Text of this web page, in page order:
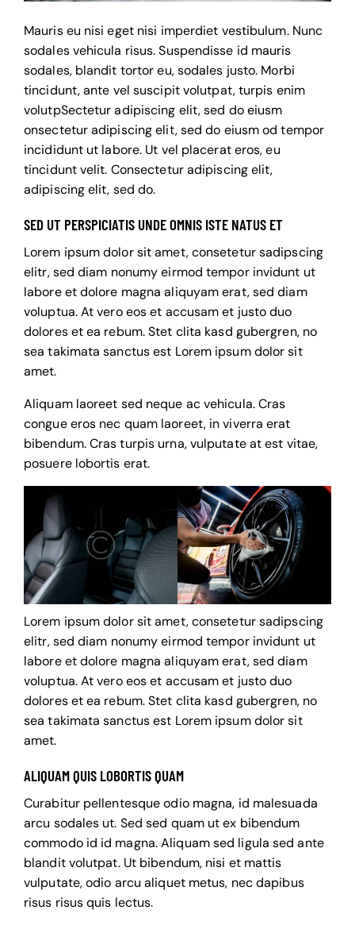
Mauris eu nisi eget nisi imperdiet vestibulum. Nunc
sodales vehicula risus. Suspendisse id mauris
sodales, blandit tortor eu, sodales justo. Morbi
tincidunt, ante vel suscipit volutpat, turpis enim
volutpSectetur adipiscing elit, sed do eiusm
onsectetur adipiscing elit, sed do eiusm od tempor
incididunt ut labore. Ut vel placerat eros, eu
tincidunt velit. Consectetur adipiscing elit,
adipiscing elit, sed do.
SED UT PERSPICIATIS UNDE OMNIS ISTE NATUS ET
Lorem ipsum dolor sit amet, consetetur sadipscing
elitr, sed diam nonumy eirmod tempor invidunt ut
labore et dolore magna aliquyam erat, sed diam
voluptua. At vero eos et accusam et justo duo
dolores et ea rebum. Stet clita kasd gubergren, no
sea takimata sanctus est Lorem ipsum dolor sit
amet.
Aliquam laoreet sed neque ac vehicula. Cras
congue eros nec quam laoreet, in viverra erat
bibendum. Cras turpis urna, vulputate at est vitae,
posuere lobortis erat.
Lorem ipsum dolor sit amet, consetetur sadipscing
elitr, sed diam nonumy eirmod tempor invidunt ut
labore et dolore magna aliquyam erat, sed diam
voluptua. At vero eos et accusam et justo duo
dolores et ea rebum. Stet clita kasd gubergren, no
sea takimata sanctus est Lorem ipsum dolor sit
amet.
ALIQUAM QUIS LOBORTIS QUAM
Curabitur pellentesque odio magna, id malesuada
arcu sodales ut. Sed sed quam ut ex bibendum
commodo id id magna. Aliquam sed ligula sed ante
blandit volutpat. Ut bibendum, nisi et mattis
vulputate, odio arcu aliquet metus, nec dapibus
risus risus quis lectus.